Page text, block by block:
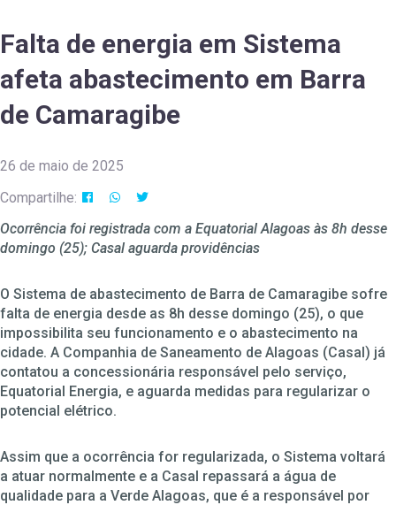
Falta de energia em Sistema
afeta abastecimento em Barra
de Camaragibe
26 de maio de 2025
Compartilhe:
Ocorrência foi registrada com a Equatorial Alagoas às 8h desse
domingo (25); Casal aguarda providências
O Sistema de abastecimento de Barra de Camaragibe sofre
falta de energia desde as 8h desse domingo (25), o que
impossibilita seu funcionamento e o abastecimento na
cidade. A Companhia de Saneamento de Alagoas (Casal) já
contatou a concessionária responsável pelo serviço,
Equatorial Energia, e aguarda medidas para regularizar o
potencial elétrico.
Assim que a ocorrência for regularizada, o Sistema voltará
a atuar normalmente e a Casal repassará a água de
qualidade para a Verde Alagoas, que é a responsável por